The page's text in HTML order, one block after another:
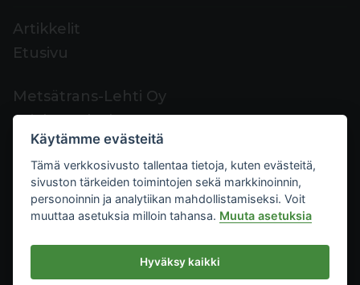
Artikkelit
Etusivu
Metsätrans-Lehti Oy
Asiakaspalvelu
Yhteystiedot
Palaute
Mediakortti
Metsätrans-Lehti Oy
2026
Tietosuoja
Käytämme evästeitä
Tämä verkkosivusto tallentaa tietoja, kuten evästeitä,
sivuston tärkeiden toimintojen sekä markkinoinnin,
personoinnin ja analytiikan mahdollistamiseksi. Voit
muuttaa asetuksia milloin tahansa. Muuta asetuksia
Hyväksy kaikki